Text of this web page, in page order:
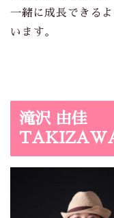
一緒に成長できる
います。
滝沢 由佳